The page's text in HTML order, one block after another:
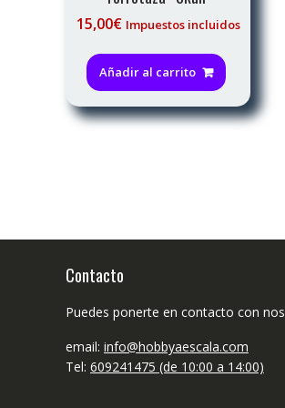
15,00€ Impuestos incluidos
Añadir al carrito
Contacto
Puedes ponerte en contacto con
email: info@hobbyaescala.com
Tel: 609241475 (de 10:00 a 14:00)